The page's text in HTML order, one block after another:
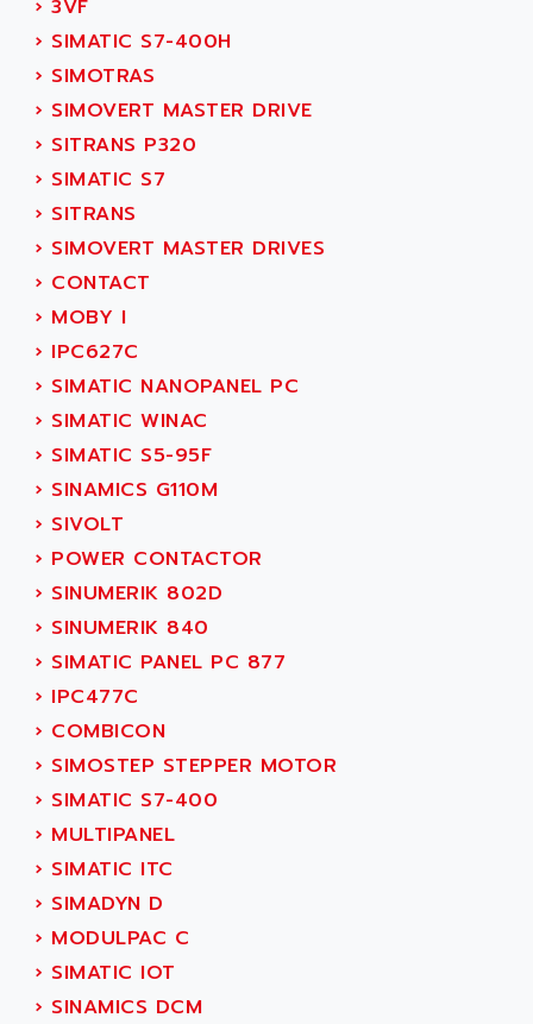
8200-SERIES
SERIE 9000
SIMATIC ET200
SERVOPACK
UNIDRIVE
FMV
DIGIDRIVE SE
SIGMA II
VERITRON
PANELVIEW
AXUMERIK
PROVIT
GRADIPAK
SIMATIC MP
MINI MAESTRO
NT3
CYBER 4000
RPX30
SINUMERIK 820/
LOGO
SIMATIC MULTIPANEL
CL200
DIGIVEX
PWE
CL300
SIMOVERT MASTERDRIVES
C100
OP35
SIMATIC TP
ALDES
ALES
ALFA PROGETTI
ALFA ROBOT
ALFA ROMEO
ALFAA
ALFA-LAVAL
ALFASISTEL
ALFATRONIX
ALFONS HAAR
ALICAT SCIENTIFIC
ALIZEA
ALL TERMINALS
ALLEGRO MICROSYSTEMS
ALLEN
ALLEN BRADLEY
ALLEN CODIERGERATE GMBH
ALLEN CODING SYSTEMS
ALLEN SYSTEMS
ALLIANCE INSTRUMENTS
ALLIANCE MEMORY
ALLIED TELESIS
ALLIED TELESYN
ALLIED VISION
ALLIGATOR
ALLISON
ALLISON TRANSMISSION
ALM
ALMA
› 3VF
› SIMATIC S7-400H
› SIMOTRAS
› SIMOVERT MASTER DRIVE
› SITRANS P320
› SIMATIC S7
› SITRANS
› SIMOVERT MASTER DRIVES
› CONTACT
› MOBY I
› IPC627C
› SIMATIC NANOPANEL PC
› SIMATIC WINAC
› SIMATIC S5-95F
› SINAMICS G110M
› SIVOLT
› POWER CONTACTOR
› SINUMERIK 802D
› SINUMERIK 840
› SIMATIC PANEL PC 877
› IPC477C
› COMBICON
› SIMOSTEP STEPPER MOTOR
› SIMATIC S7-400
› MULTIPANEL
› SIMATIC ITC
› SIMADYN D
› MODULPAC C
› SIMATIC IOT
› SINAMICS DCM